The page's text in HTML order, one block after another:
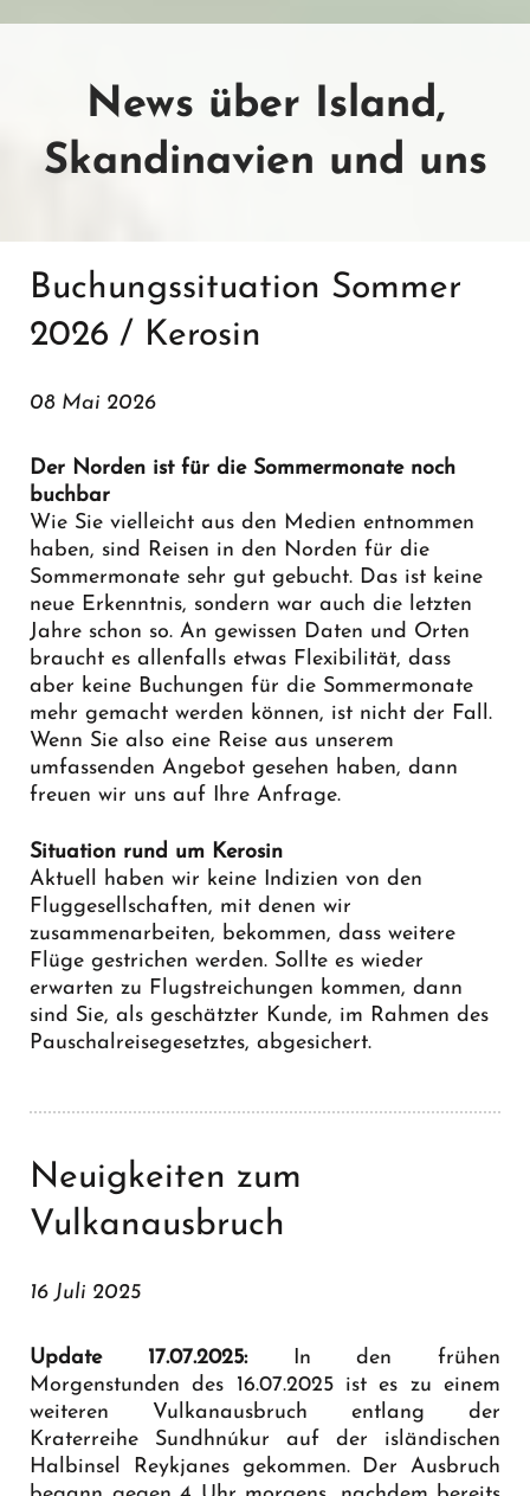
News über Island,
Skandinavien und uns
Buchungssituation Sommer
2026 / Kerosin
08 Mai 2026
Der Norden ist für die Sommermonate noch
buchbar
Wie Sie vielleicht aus den Medien entnommen
haben, sind Reisen in den Norden für die
Sommermonate sehr gut gebucht. Das ist keine
neue Erkenntnis, sondern war auch die letzten
Jahre schon so. An gewissen Daten und Orten
braucht es allenfalls etwas Flexibilität, dass
aber keine Buchungen für die Sommermonate
mehr gemacht werden können, ist nicht der Fall.
Wenn Sie also eine Reise aus unserem
umfassenden Angebot gesehen haben, dann
freuen wir uns auf Ihre Anfrage.
Situation rund um Kerosin
Aktuell haben wir keine Indizien von den
Fluggesellschaften, mit denen wir
zusammenarbeiten, bekommen, dass weitere
Flüge gestrichen werden. Sollte es wieder
erwarten zu Flugstreichungen kommen, dann
sind Sie, als geschätzter Kunde, im Rahmen des
Pauschalreisegesetztes, abgesichert.
Neuigkeiten zum
Vulkanausbruch
16 Juli 2025
Update 17.07.2025:
In den frühen
Morgenstunden des 16.07.2025 ist es zu einem
weiteren Vulkanausbruch entlang der
Kraterreihe Sundhnúkur auf der isländischen
Halbinsel Reykjanes gekommen. Der Ausbruch